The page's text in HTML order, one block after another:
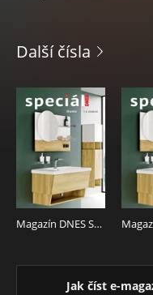
Další čísla
Magazín DNES SPECIÁL Severní Čechy - 7.8.2026
Jak číst e-